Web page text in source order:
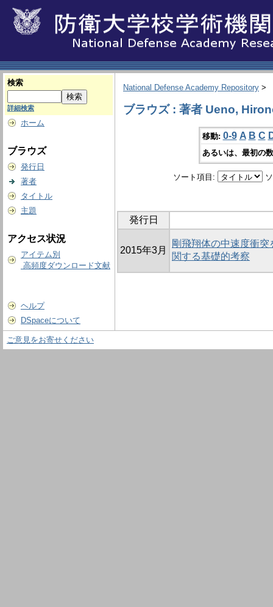
検索
詳細検索
ホーム
ブラウズ
発行日
著者
タイトル
主題
アクセス状況
アイテム別
高頻度ダウンロード文献
ヘルプ
DSpaceについて
National Defense Academy Repository >
ブラウズ : 著者 Ueno,
移動: 0-9 A B C
あるいは、最初の
ソート項目:
発行日
2015年3月
剛飛翔体の中速度衝
関する基礎的考察
ご意見をお寄せください